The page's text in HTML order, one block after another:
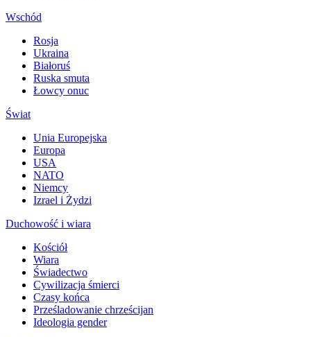
Wschód
Rosja
Ukraina
Białoruś
Ruska smuta
Łowcy onuc
Świat
Unia Europejska
Europa
USA
NATO
Niemcy
Izrael i Żydzi
Duchowość i wiara
Kościół
Wiara
Świadectwo
Cywilizacja śmierci
Czasy końca
Prześladowanie chrześcijan
Ideologia gender